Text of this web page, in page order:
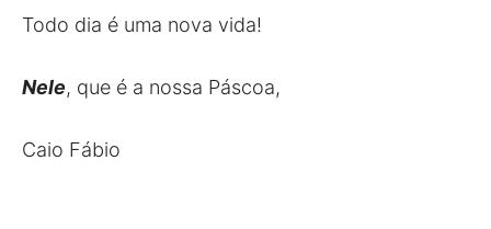
Todo dia é uma nova vida!
Nele, que é a nossa Páscoa,
Caio Fábio